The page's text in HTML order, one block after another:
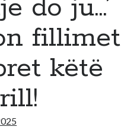
do ju…’
fillimet
këtë